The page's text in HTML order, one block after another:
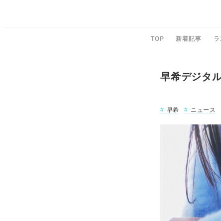
TOP 新着記事
早希デジタ
早希
ニュース